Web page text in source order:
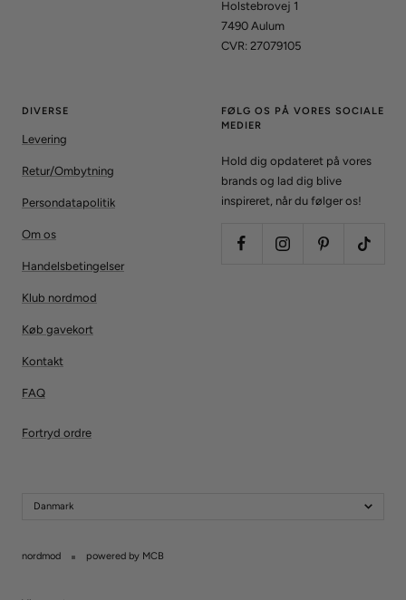
Holstebrovej 1
7490 Aulum
CVR: 27079105
DIVERSE
Levering
Retur/Ombytning
Persondatapolitik
Om os
Handelsbetingelser
Klub nordmod
Køb gavekort
Kontakt
FAQ
Fortryd ordre
FØLG OS PÅ VORES SOCIALE
MEDIER
Hold dig opdateret på vores
brands og lad dig blive
inspireret, når du følger os!
Danmark
nordmod powered by MCB